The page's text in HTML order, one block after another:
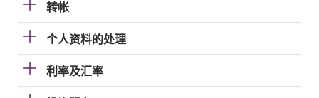
转帐
个人资料的处理
利率及汇率